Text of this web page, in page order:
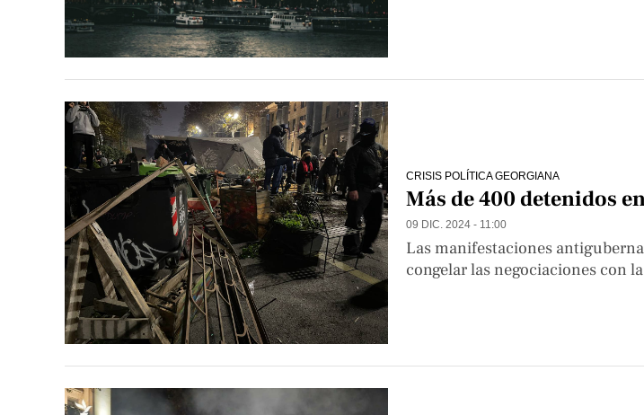
CRISIS POLÍTICA GEORGIANA
Más de 400 detenidos
09 DIC. 2024 - 11:00
Las manifestaciones
congelar las negociaciones con